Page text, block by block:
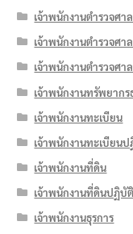
เจ้าพนักงานตำรวจศาล
เจ้าพนักงานตำรวจศา
เจ้าพนักงานตำรวจศา
เจ้าพนักงานทรัพยาก
เจ้าพนักงานทะเบียน
เจ้าพนักงานทะเบียน
เจ้าพนักงานที่ดิน
เจ้าพนักงานที่ดินปฏิบั
เจ้าพนักงานธุรการ